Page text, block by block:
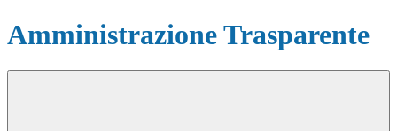
Amministrazione Trasparente